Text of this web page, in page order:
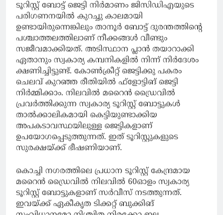
ടൂറിസ്റ്റ് ബോട്ട് ജെട്ടി നിര്‍മാണം ജിസിഡിഎയുടെ
പരിഗണനയില്‍ കുറച്ചു കാലമായി
ഉണ്ടായിരുന്നെങ്കിലും താനൂര്‍ ബോട്ട് ദുരന്തത്തിന്റെ
പശ്ചാത്തലത്തിലാണ് നീക്കങ്ങള്‍ വീണ്ടും
സജീവമാക്കിയത്. അടിസ്ഥാന പ്ലാന്‍ തയാറാക്കി
ഏതാനും സ്വകാര്യ കമ്പനികളില്‍ നിന്ന് നിര്‍ദേശം
ക്ഷണിച്ചിട്ടുണ്ട്. കോണ്‍ക്രീറ്റ് ജെട്ടിക്കു പകരം
ചെലവ് കുറഞ്ഞ രീതിയില്‍ ഫ്‌ളോട്ടിങ് ജെട്ടി
നിര്‍മ്മിക്കാം. നിലവില്‍ മറൈന്‍ ഡ്രൈവില്‍
പ്രവര്‍ത്തിക്കുന്ന സ്വകാര്യ ടൂറിസ്റ്റ് ബോട്ടുകള്‍
താല്‍ക്കാലികമായി കെട്ടിയുണ്ടാക്കിയ
അപകടാവസ്ഥയിലുള്ള ജെട്ടികളാണ്
ഉപയോഗപ്പെടുത്തുന്നത്. ഇത് ടൂറിസ്റ്റുകളുടെ
സുരക്ഷയ്ക്ക് ഭീഷണിയാണ്.
കൊച്ചി നഗരത്തിലെ പ്രധാന ടൂറിസ്റ്റ് കേന്ദ്രമായ
മറൈന്‍ ഡ്രൈവില്‍ നിലവില്‍ 60ഓളം സ്വകാര്യ
ടൂറിസ്റ്റ് ബോട്ടുകളാണ് സര്‍വീസ് നടത്തുന്നത്.
ഇവയ്ക്ക് ഏകീകൃത ടിക്കറ്റ് ബുക്കിങ്